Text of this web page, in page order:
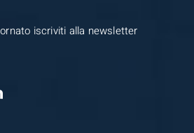
iscriviti alla newsletter